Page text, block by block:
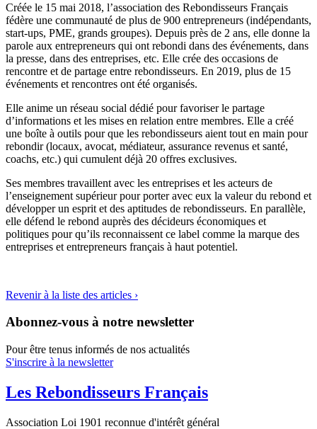
Créée le 15 mai 2018, l’association des Rebondisseurs Français
fédère une communauté de plus de 900 entrepreneurs (indépendants,
start-ups, PME, grands groupes). Depuis près de 2 ans, elle donne la
parole aux entrepreneurs qui ont rebondi dans des événements, dans
la presse, dans des entreprises, etc. Elle crée des occasions de
rencontre et de partage entre rebondisseurs. En 2019, plus de 15
événements et rencontres ont été organisés.
Elle anime un réseau social dédié pour favoriser le partage
d’informations et les mises en relation entre membres. Elle a créé
une boîte à outils pour que les rebondisseurs aient tout en main pour
rebondir (locaux, avocat, médiateur, assurance revenus et santé,
coachs, etc.) qui cumulent déjà 20 offres exclusives.
Ses membres travaillent avec les entreprises et les acteurs de
l’enseignement supérieur pour porter avec eux la valeur du rebond et
développer un esprit et des aptitudes de rebondisseurs. En parallèle,
elle défend le rebond auprès des décideurs économiques et
politiques pour qu’ils reconnaissent ce label comme la marque des
entreprises et entrepreneurs français à haut potentiel.
Revenir à la liste des articles ›
Abonnez-vous à notre newsletter
Pour être tenus informés de nos actualités
S'inscrire à la newsletter
Les Rebondisseurs Français
Association Loi 1901 reconnue d'intérêt général